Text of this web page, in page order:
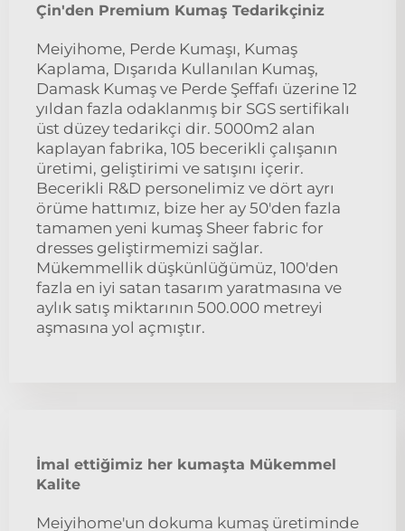
Çin'den Premium Kumaş Tedarikçiniz
Meiyihome, Perde Kumaşı, Kumaş
Kaplama, Dışarıda Kullanılan Kumaş,
Damask Kumaş ve Perde Şeffafı üzerine 12
yıldan fazla odaklanmış bir SGS sertifikalı
üst düzey tedarikçi dir. 5000m2 alan
kaplayan fabrika, 105 becerikli çalışanın
üretimi, geliştirimi ve satışını içerir.
Becerikli R&D personelimiz ve dört ayrı
örüme hattımız, bize her ay 50'den fazla
tamamen yeni kumaş Sheer fabric for
dresses geliştirmemizi sağlar.
Mükemmellik düşkünlüğümüz, 100'den
fazla en iyi satan tasarım yaratmasına ve
aylık satış miktarının 500.000 metreyi
aşmasına yol açmıştır.
İmal ettiğimiz her kumaşta Mükemmel
Kalite
Meiyihome'un dokuma kumaş üretiminde